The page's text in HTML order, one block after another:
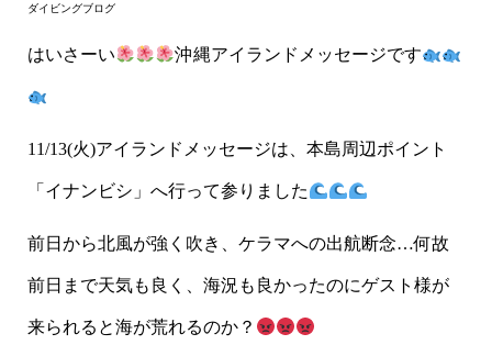
ダイビングブログ
はいさーい 沖縄アイランドメッセージです
11/13(火)アイランドメッセージは、本島周辺ポイント
「イナンビシ」へ行って参りました
前日から北風が強く吹き、ケラマへの出航断念…何故
前日まで天気も良く、海況も良かったのにゲスト様が
来られると海が荒れるのか？